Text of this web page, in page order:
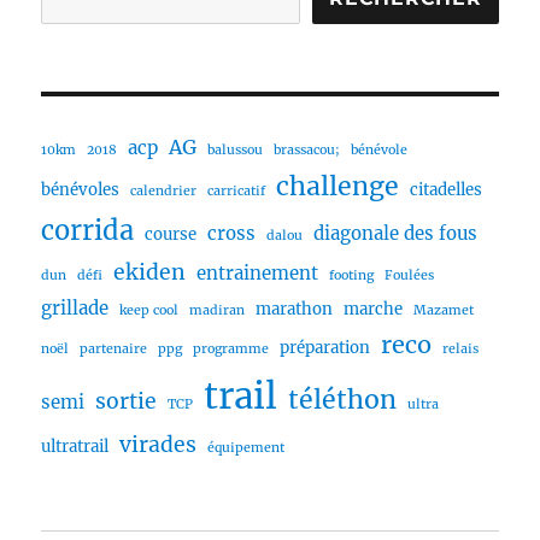
10km 2018 acp AG balussou brassacou; bénévole
bénévoles calendrier carricatif challenge citadelles
corrida course cross dalou diagonale des fous
dun défi ekiden entrainement footing Foulées
grillade keep cool madiran marathon marche Mazamet
noël partenaire ppg programme préparation reco relais
semi sortie TCP trail téléthon ultra
ultratrail virades équipement